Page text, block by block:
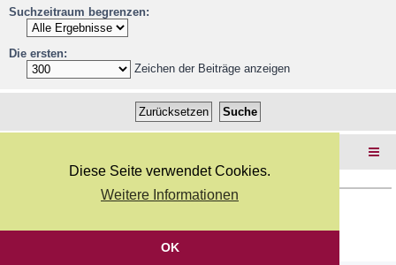
Diese Seite verwendet Cookies.
Weitere Informationen
OK
Suchzeitraum begrenzen:
Die ersten:
Zeichen der Beiträge anzeigen
Deutsche Übersetzung durchphpBB.de